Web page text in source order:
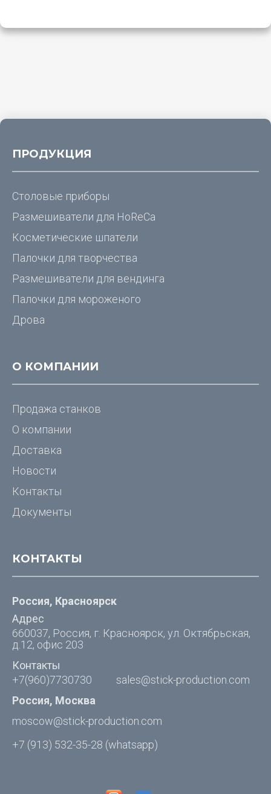
ПРОДУКЦИЯ
Столовые приборы
Размешиватели для HoReCa
Косметические шпатели
Палочки для творчества
Размешиватели для вендинга
Палочки для мороженого
Дрова
О КОМПАНИИ
Продажа станков
О компании
Доставка
Новости
Контакты
Документы
КОНТАКТЫ
Россия, Красноярск
Адрес
660037, Россия, г. Красноярск, ул. Октябрьская,
д.12, офис 203
Контакты
+7(960)7730730
sales@stick-production.com
Россия, Москва
moscow@stick-production.com
+7 (913) 532-35-28 (whatsapp)